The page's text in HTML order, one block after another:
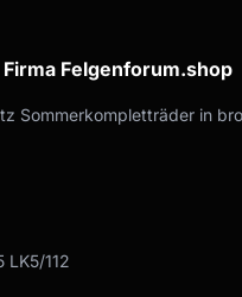
Felgenforum.shop
Sommerkompletträder in
LK5/112